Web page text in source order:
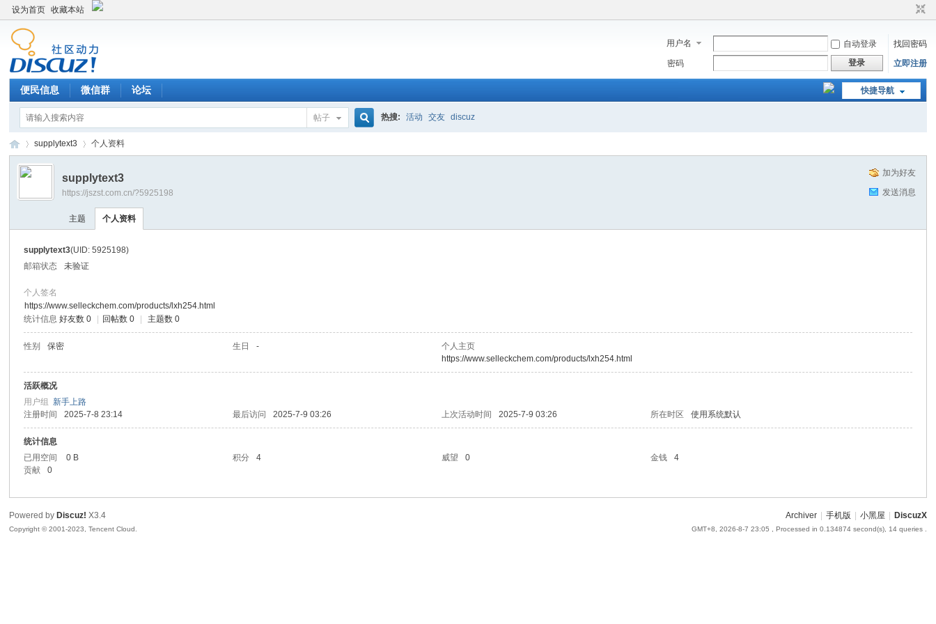
设为首页 收藏本站
用户名 自动登录
找回密码
密码
登录 立即注册
快捷导航
便民信息 微信群 论坛
帖子 热搜: 活动 交友 discuz
›
supplytext3 个人资料
加为好友
发送消息
supplytext3
https://jszst.com.cn/?5925198
主题 个人资料
supplytext3(UID: 5925198)
邮箱状态
未验证
个人签名
https://www.selleckchem.com/products/lxh254.html
统计信息 好友数 0 回帖数 0 主题数 0
性别 保密 生日 -
个人主页
https://www.selleckchem.com/products/lxh254.html
活跃概况
用户组新手上路
注册时间
2025-7-8 23:14 最后访问 2025-7-9 03:26 上次活动时间 2025-7-9 03:26 所在时区 使用系统默认
统计信息
已用空间
0 B 积分 4 威望 0 金钱
4
贡献
0
Archiver 手机版 小黑屋 DiscuzX
GMT+8, 2026-8-7 23:05 , Processed in 0.134874 second(s), 14 queries .
Powered by Discuz! X3.4
Copyright © 2001-2023, Tencent Cloud.